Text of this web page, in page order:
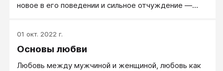
новое в его поведении и сильное отчуждение —
01 окт. 2022 г.
Основы любви
Любовь между мужчиной и женщиной, любовь как